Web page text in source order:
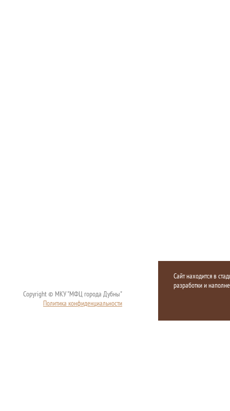
Copyright © МКУ "МФЦ города Дубны"
Политика конфиденциальности
Сайт находится в
разработки и